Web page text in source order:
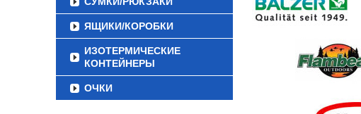
ЯЩИКИ/КОРОБКИ
ИЗОТЕРМИЧЕСКИЕ
КОНТЕЙНЕРЫ
ОЧКИ